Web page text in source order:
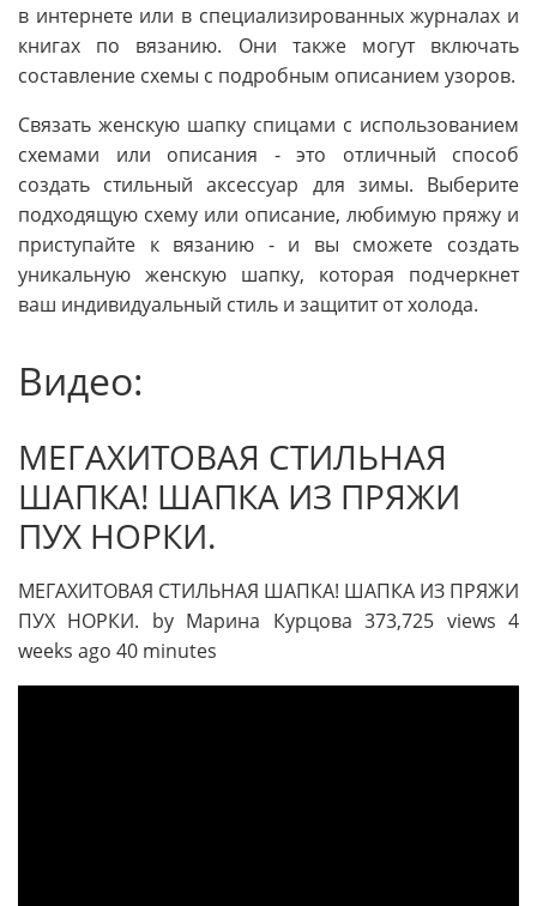
в интернете или в специализированных журналах и
книгах по вязанию. Они также могут включать
составление схемы с подробным описанием узоров.
Связать женскую шапку спицами с использованием
схемами или описания - это отличный способ
создать стильный аксессуар для зимы. Выберите
подходящую схему или описание, любимую пряжу и
приступайте к вязанию - и вы сможете создать
уникальную женскую шапку, которая подчеркнет
ваш индивидуальный стиль и защитит от холода.
Видео:
МЕГАХИТОВАЯ СТИЛЬНАЯ
ШАПКА! ШАПКА ИЗ ПРЯЖИ
ПУХ НОРКИ.
МЕГАХИТОВАЯ СТИЛЬНАЯ ШАПКА! ШАПКА ИЗ ПРЯЖИ
ПУХ НОРКИ. by Марина Курцова 373,725 views 4
weeks ago 40 minutes